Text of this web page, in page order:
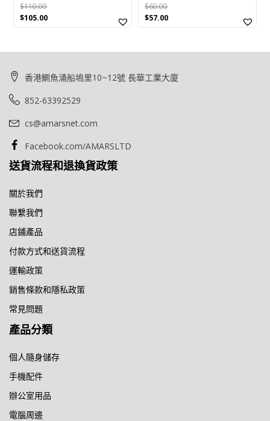
$110.00
Original
$110.00.
$105.00Current
$105.00.
$60.00
Original
$60.00.
$57.00Current
$57.00.
香港鰂魚涌船塢里10~12號 長華工業大廈
852-63392529
cs@amarsnet.com
Facebook.com/AMARSLTD
送貨流程和退換貨政策
關於我們
聯繫我們
店鋪產品
付款方式和送貨流程
運輸政策
銷售條款和隱私政策
常見問題
產品分類
個人隨身儲存
手機配件
辦公室用品
電腦周邊